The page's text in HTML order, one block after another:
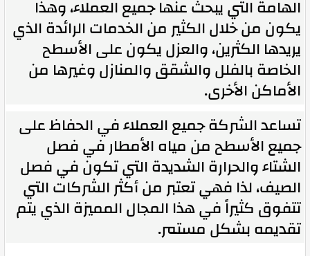
الهامة التي يبحث عنها جميع العملاء، وهذا
يكون من خلال الكثير من الخدمات الرائدة الذي
يريدها الكثرين، والعزل يكون على الأسطح
الخاصة بالفلل والشقق والمنازل وغيرها من
الأماكن الأخرى.
تساعد الشركة جميع العملاء في الحفاظ على
جميع الأسطح من مياه الأمطار في فصل
الشتاء والحرارة الشديدة التي تكون في فصل
الصيف، لذا فهي تعتبر من أكثر الشركات التي
تتفوق كثيراً في هذا المجال المميزة الذي يتم
تقديمه بشكل مستمر.